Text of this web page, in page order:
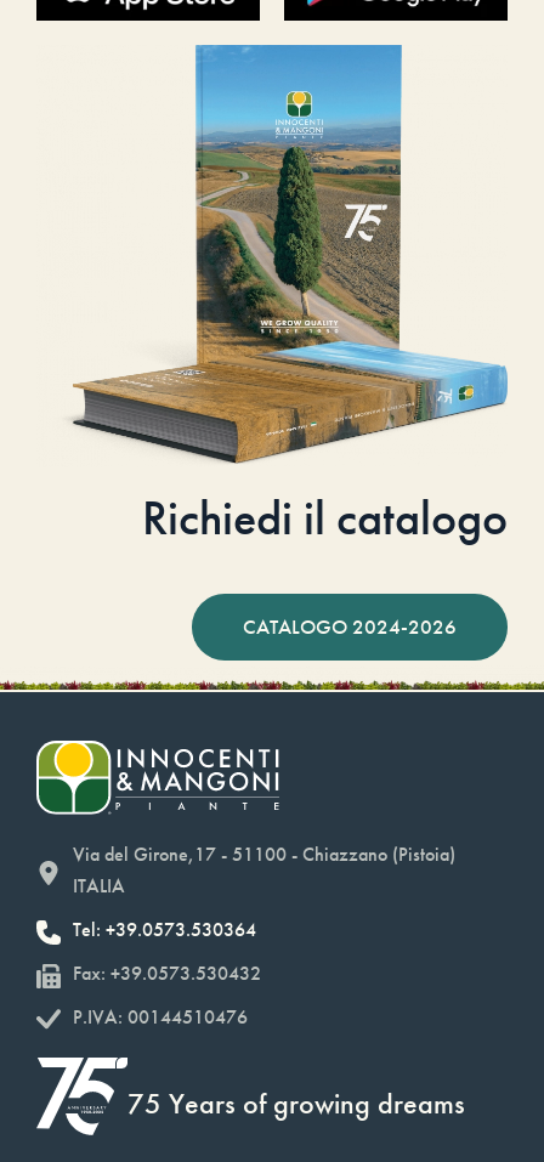
Richiedi il catalogo
CATALOGO 2024-2026
Via del Girone,17 - 51100 - Chiazzano (Pistoia)
ITALIA
Tel: +39.0573.530364
Fax: +39.0573.530432
P.IVA: 00144510476
75 Years of growing dreams